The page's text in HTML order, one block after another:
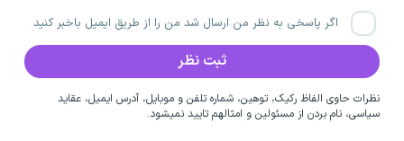
اگر پاسخی به نظر من ارسال شد من را از طریق ایمیل باخبر کنید
نظرات حاوی الفاظ رکیک، توهین، شماره تلفن و موبایل، آدرس ایمیل، عقاید
سیاسی، نام بردن از مسئولین و امثالهم تایید نمیشود.